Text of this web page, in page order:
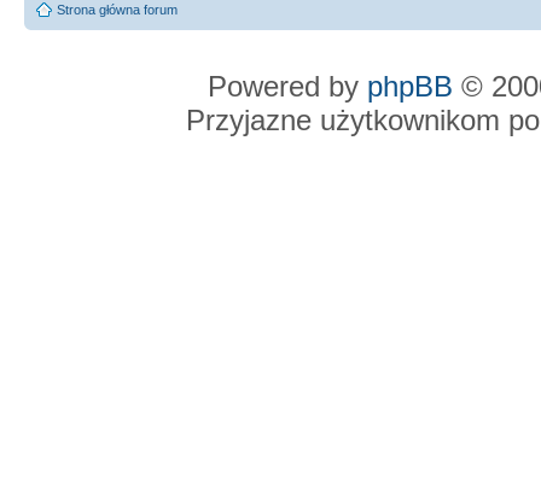
Strona główna forum
Powered by phpBB ©
Przyjazne użytkownikom